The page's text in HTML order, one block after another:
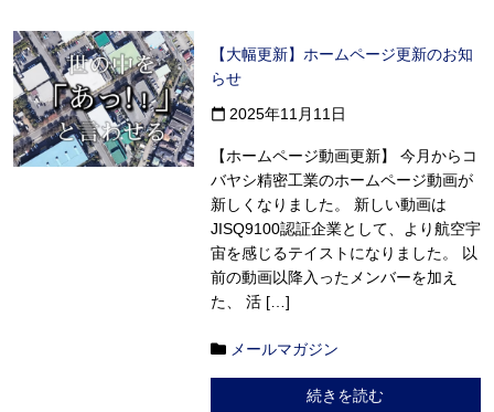
【大幅更新】ホームページ更新のお知
らせ
calendar_today 2025年11月11日
【ホームページ動画更新】 今月からコ
バヤシ精密工業のホームページ動画が
新しくなりました。 新しい動画は
JISQ9100認証企業として、より航空宇
宙を感じるテイストになりました。 以
前の動画以降入ったメンバーを加え
た、 活 […]
メールマガジン
続きを読む